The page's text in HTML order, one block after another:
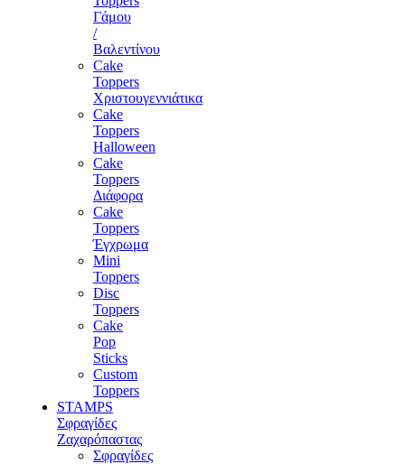
Γάμου
/
Βαλεντίνου
Cake
Toppers
Χριστουγεννιάτικα
Cake
Toppers
Halloween
Cake
Toppers
Διάφορα
Cake
Toppers
Έγχρωμα
Mini
Toppers
Disc
Toppers
Cake
Pop
Sticks
Custom
Toppers
STAMPS
Σφραγίδες
Ζαχαρόπαστας
Σφραγίδες